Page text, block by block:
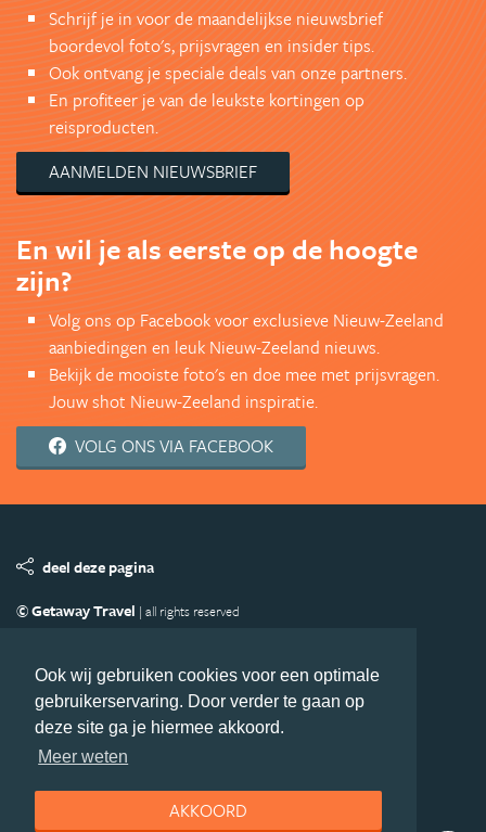
Ook wij gebruiken cookies voor een optimale
gebruikerservaring. Door verder te gaan op
deze site ga je hiermee akkoord.
Meer weten
AKKOORD
Schrijf je in voor de maandelijkse nieuwsbrief
boordevol foto's, prijsvragen en insider tips.
Ook ontvang je speciale deals van onze partners.
En profiteer je van de leukste kortingen op
reisproducten.
AANMELDEN NIEUWSBRIEF
En wil je als eerste op de hoogte
zijn?
Volg ons op Facebook voor exclusieve Nieuw-Zeeland
aanbiedingen en leuk Nieuw-Zeeland nieuws.
Bekijk de mooiste foto's en doe mee met prijsvragen.
Jouw shot Nieuw-Zeeland inspiratie.
VOLG ONS VIA FACEBOOK
deel deze pagina
© Getaway Travel | all rights reserved
Copyright
Privacy statement Disclaimer
Cookies
Volg Nieuw-Zeeland.nl
Nieuwsbrief
Facebook